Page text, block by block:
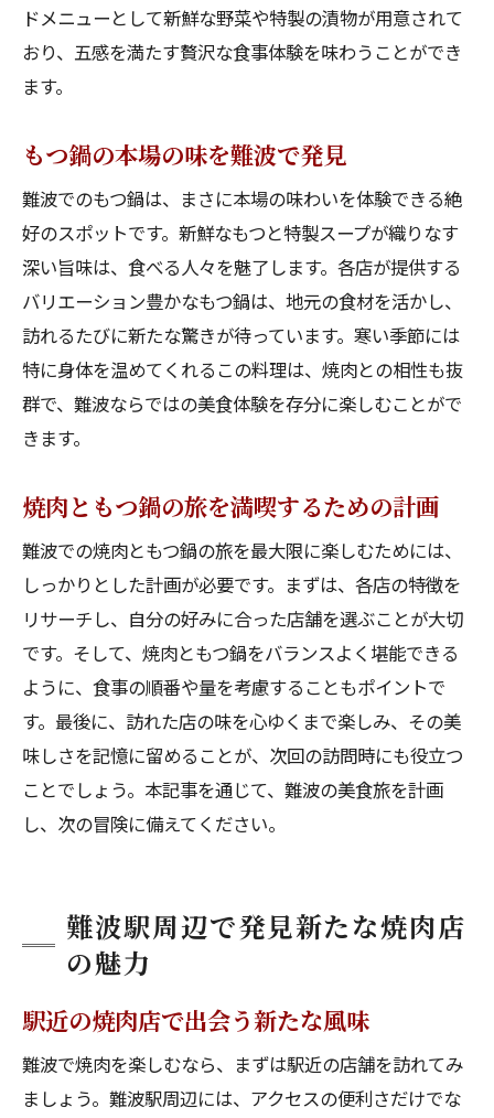
難波で楽しむ焼肉ともつ鍋の美味しさ
焼肉の達人直伝のタレの選び方
次の訪問で試したい新しい焼肉スタイル
もつ鍋の新メニューをチェック
グルメ探索で見つけた意外な焼肉スポット
焼肉ともつ鍋の意外な組み合わせを発見
難波ならではの新感覚グルメを体験
焼肉ともつ鍋の旅で得る味のインスピレー
ション
ドメニューとして新鮮な野菜や特製の漬物が用意されて
おり、五感を満たす贅沢な食事体験を味わうことができ
ます。
もつ鍋の本場の味を難波で発見
難波でのもつ鍋は、まさに本場の味わいを体験できる絶
好のスポットです。新鮮なもつと特製スープが織りなす
深い旨味は、食べる人々を魅了します。各店が提供する
バリエーション豊かなもつ鍋は、地元の食材を活かし、
訪れるたびに新たな驚きが待っています。寒い季節には
特に身体を温めてくれるこの料理は、焼肉との相性も抜
群で、難波ならではの美食体験を存分に楽しむことがで
きます。
焼肉ともつ鍋の旅を満喫するための計画
難波での焼肉ともつ鍋の旅を最大限に楽しむためには、
しっかりとした計画が必要です。まずは、各店の特徴を
リサーチし、自分の好みに合った店舗を選ぶことが大切
です。そして、焼肉ともつ鍋をバランスよく堪能できる
ように、食事の順番や量を考慮することもポイントで
す。最後に、訪れた店の味を心ゆくまで楽しみ、その美
味しさを記憶に留めることが、次回の訪問時にも役立つ
ことでしょう。本記事を通じて、難波の美食旅を計画
し、次の冒険に備えてください。
難波駅周辺で発見新たな焼肉店
の魅力
駅近の焼肉店で出会う新たな風味
難波で焼肉を楽しむなら、まずは駅近の店舗を訪れてみ
ましょう。難波駅周辺には、アクセスの便利さだけでな